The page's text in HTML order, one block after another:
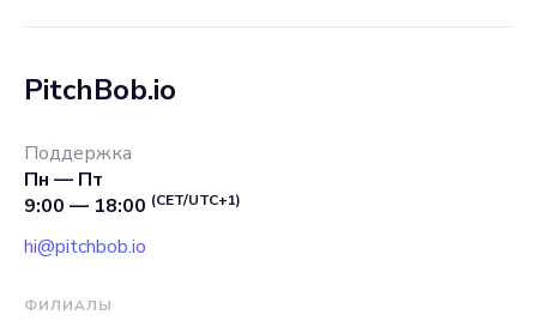
PitchBob.io
Поддержка
Пн — Пт
9:00 — 18:00 (CET/UTC+1)
hi@pitchbob.io
ФИЛИАЛЫ